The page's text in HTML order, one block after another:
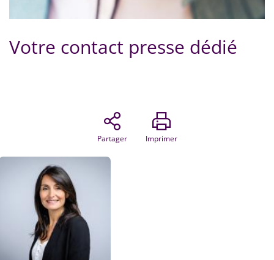
Votre contact presse dédié
Partager Imprimer